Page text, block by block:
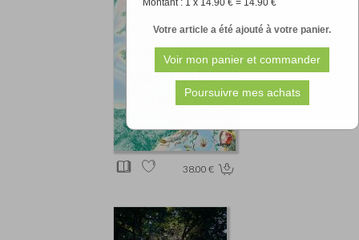
Montant : 1 x 14.90 € = 14.90 €
Votre article a été ajouté à votre panier.
38.00 €